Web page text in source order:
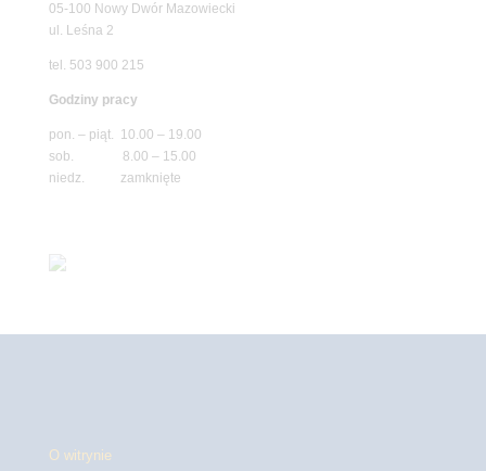
05-100 Nowy Dwór Mazowiecki
ul. Leśna 2
tel. 503 900 215
Godziny pracy
pon. – piąt. 10.00 – 19.00
sob. 8.00 – 15.00
niedz. zamknięte
O witrynie